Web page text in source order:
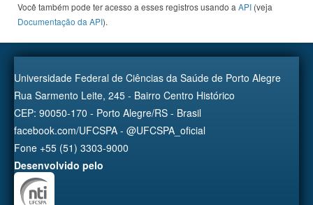
Você também pode ter acesso a esses registros usando a API (veja
Documentação da API).
Universidade Federal de Ciências da Saúde de Porto Alegre
Rua Sarmento Leite, 245 - Bairro Centro Histórico
CEP: 90050-170 - Porto Alegre/RS - Brasil
facebook.com/UFCSPA - @UFCSPA_oficial
Fone +55 (51) 3303-9000
Desenvolvido pelo